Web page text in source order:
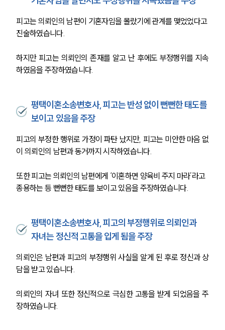
피고는 의뢰인의 남편이 기혼자임을 몰랐기에 관계를 맺었었다고
진술하였습니다.
하지만 피고는 의뢰인의 존재를 알고 난 후에도 부정행위를 지속
하였음을 주장하였습니다.
평택이혼소송변호사, 피고는 반성 없이 뻔뻔한 태도를
보이고 있음을 주장
피고의 부정한 행위로 가정이 파탄 났지만, 피고는 미안한 마음 없
이 의뢰인의 남편과 동거까지 시작하였습니다.
또한 피고는 의뢰인의 남편에게 ‘이혼하면 양육비 주지 마라’라고
종용하는 등 뻔뻔한 태도를 보이고 있음을 주장하였습니다.
평택이혼소송변호사, 피고의 부정행위로 의뢰인과
자녀는 정신적 고통을 입게 됨을 주장
의뢰인은 남편과 피고의 부정행위 사실을 알게 된 후로 정신과 상
담을 받고 있습니다.
의뢰인의 자녀 또한 정신적으로 극심한 고통을 받게 되었음을 주
장하였습니다.